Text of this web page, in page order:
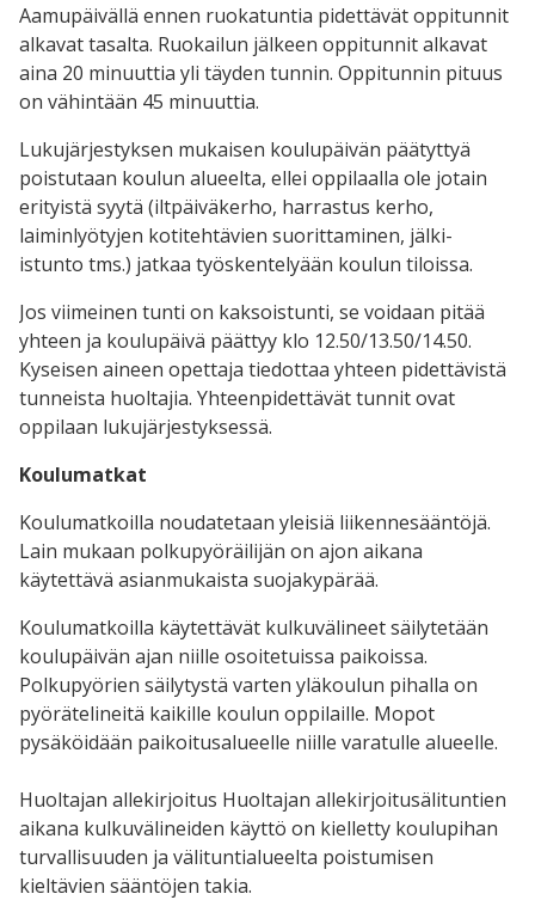
Aamupäivällä ennen ruokatuntia pidettävät oppitunnit
alkavat tasalta. Ruokailun jälkeen oppitunnit alkavat
aina 20 minuuttia yli täyden tunnin. Oppitunnin pituus
on vähintään 45 minuuttia.
Lukujärjestyksen mukaisen koulupäivän päätyttyä
poistutaan koulun alueelta, ellei oppilaalla ole jotain
erityistä syytä (iltpäiväkerho, harrastus kerho,
laiminlyötyjen kotitehtävien suorittaminen, jälki-
istunto tms.) jatkaa työskentelyään koulun tiloissa.
Jos viimeinen tunti on kaksoistunti, se voidaan pitää
yhteen ja koulupäivä päättyy klo 12.50/13.50/14.50.
Kyseisen aineen opettaja tiedottaa yhteen pidettävistä
tunneista huoltajia. Yhteenpidettävät tunnit ovat
oppilaan lukujärjestyksessä.
Koulumatkat
Koulumatkoilla noudatetaan yleisiä liikennesääntöjä.
Lain mukaan polkupyöräilijän on ajon aikana
käytettävä asianmukaista suojakypärää.
Koulumatkoilla käytettävät kulkuvälineet säilytetään
koulupäivän ajan niille osoitetuissa paikoissa.
Polkupyörien säilytystä varten yläkoulun pihalla on
pyörätelineitä kaikille koulun oppilaille. Mopot
pysäköidään paikoitusalueelle niille varatulle alueelle.
Huoltajan allekirjoitus Huoltajan allekirjoitusälituntien
aikana kulkuvälineiden käyttö on kielletty koulupihan
turvallisuuden ja välituntialueelta poistumisen
kieltävien sääntöjen takia.